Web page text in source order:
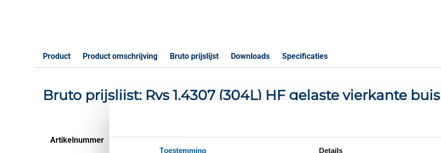
Toestemming Details
Product Product omschrijving Bruto prijslijst Downloads Specificaties
Bruto prijslijst: Rvs 1.4307 (304L) HF gelaste vierkante buis
Artikelnummer Omschrijving